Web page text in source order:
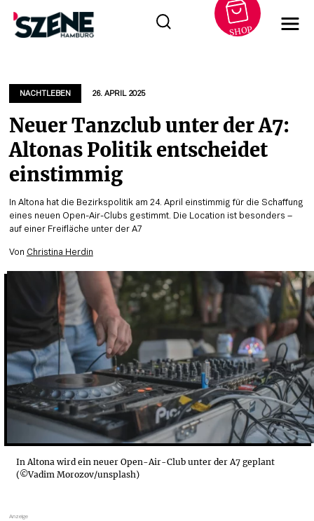
springen
SHOP
NACHTLEBEN 26. APRIL 2025
Neuer Tanzclub unter der A7:
Altonas Politik entscheidet
einstimmig
In Altona hat die Bezirkspolitik am 24. April einstimmig für die Schaffung
eines neuen Open-Air-Clubs gestimmt. Die Location ist besonders –
auf einer Freifläche unter der A7
Von Christina Herdin
In Altona wird ein neuer Open-Air-Club unter der A7 geplant
(©Vadim Morozov/unsplash)